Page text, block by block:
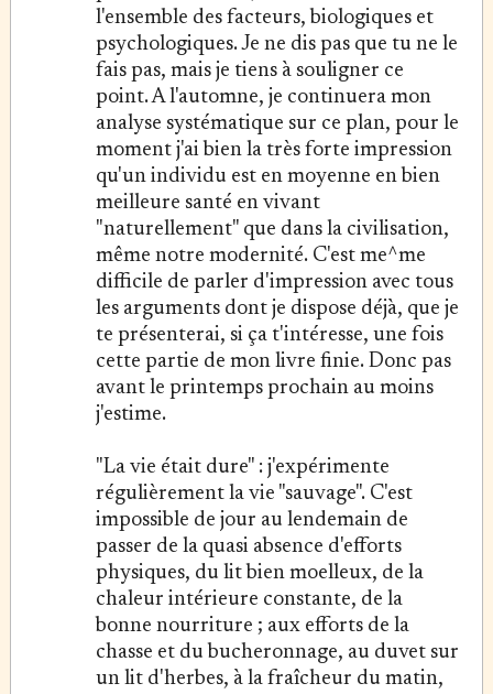
l'ensemble des facteurs, biologiques et
psychologiques. Je ne dis pas que tu ne le
fais pas, mais je tiens à souligner ce
point. A l'automne, je continuera mon
analyse systématique sur ce plan, pour le
moment j'ai bien la très forte impression
qu'un individu est en moyenne en bien
meilleure santé en vivant
"naturellement" que dans la civilisation,
même notre modernité. C'est me^me
difficile de parler d'impression avec tous
les arguments dont je dispose déjà, que je
te présenterai, si ça t'intéresse, une fois
cette partie de mon livre finie. Donc pas
avant le printemps prochain au moins
j'estime.
"La vie était dure" : j'expérimente
régulièrement la vie "sauvage". C'est
impossible de jour au lendemain de
passer de la quasi absence d'efforts
physiques, du lit bien moelleux, de la
chaleur intérieure constante, de la
bonne nourriture ; aux efforts de la
chasse et du bucheronnage, au duvet sur
un lit d'herbes, à la fraîcheur du matin,